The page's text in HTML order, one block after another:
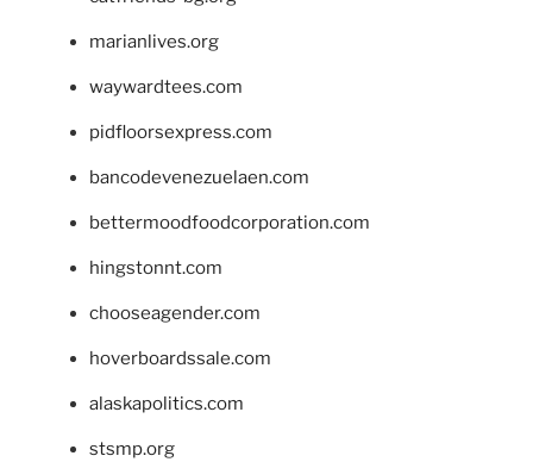
marianlives.org
waywardtees.com
pidfloorsexpress.com
bancodevenezuelaen.com
bettermoodfoodcorporation.com
hingstonnt.com
chooseagender.com
hoverboardssale.com
alaskapolitics.com
stsmp.org